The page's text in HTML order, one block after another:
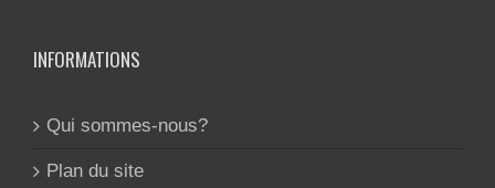
INFORMATIONS
Qui sommes-nous?
Plan du site